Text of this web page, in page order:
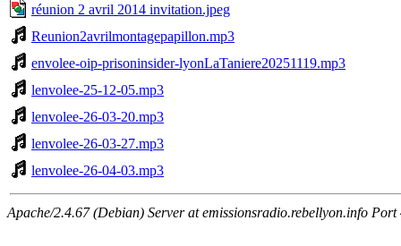
réunion 2 avril 2014 invitation.jpeg
Reunion2avrilmontagepapillon.mp3
envolee-oip-prisoninsider-lyonLaTaniere20251119.mp3
lenvolee-25-12-05.mp3
lenvolee-26-03-20.mp3
lenvolee-26-03-27.mp3
lenvolee-26-04-03.mp3
Apache/2.4.67 (Debian) Server at emissionsradio.rebellyon.info Port